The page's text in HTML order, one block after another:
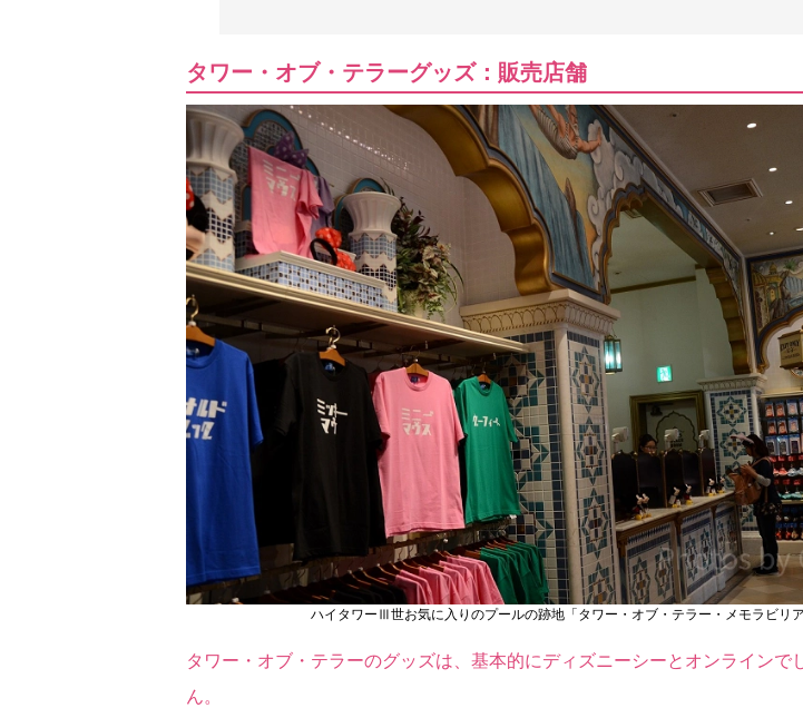
タワー・オブ・テラーグッズ：販売店舗
ハイタワーⅢ世お気に入りのプールの跡地「タワー・オブ・テラー・メモラビリア
タワー・オブ・テラーのグッズは、基本的にディズニーシーとオンラインで
ん。